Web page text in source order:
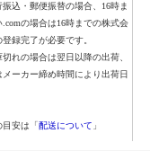
込・郵便振替の場合、16時ま
の場合は16時までの株式会
録完了が必要です。
れの場合は翌日以降の出荷、
メーカー締め時間により出荷日
目安は「配送について 」